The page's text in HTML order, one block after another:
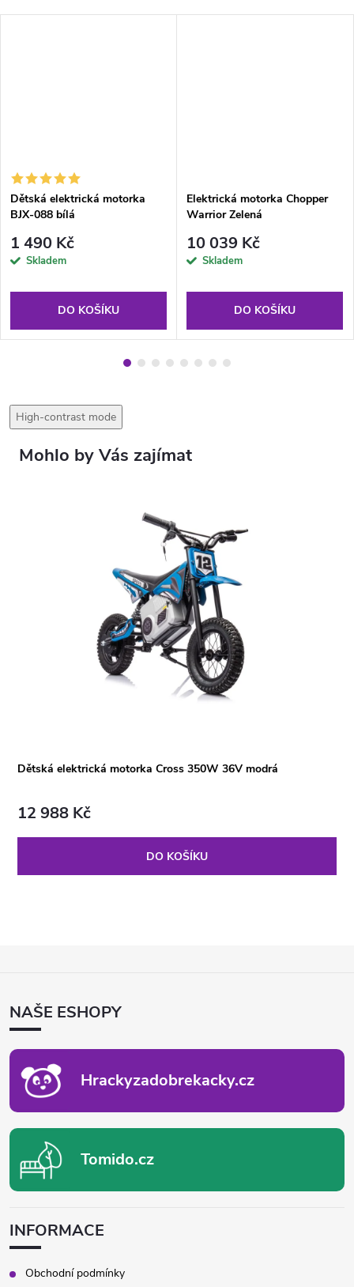
Dětská elektrická motorka
BJX-088 bílá
1 490 Kč
Skladem
DO KOŠÍKU
Elektrická motorka Chopper
Warrior Zelená
10 039 Kč
Skladem
DO KOŠÍKU
High-contrast mode
Dětská elektrická motorka Cross 350W 36V modrá
12 988 Kč
DO KOŠÍKU
ANAŠE ESHOPY
Hrackyzadobrekacky.cz
Tomido.cz
INFORMACE
Obchodní podmínky